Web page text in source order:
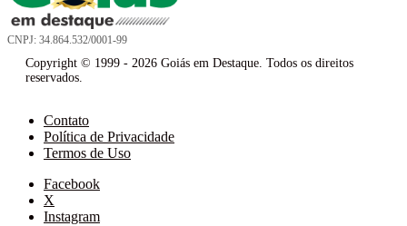
CNPJ: 34.864.532/0001-99
Copyright © 1999 - 2026 Goiás em Destaque. Todos os direitos
reservados.
Contato
Política de Privacidade
Termos de Uso
Facebook
X
Instagram